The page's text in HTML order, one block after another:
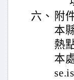
六、 附
本
熱
本